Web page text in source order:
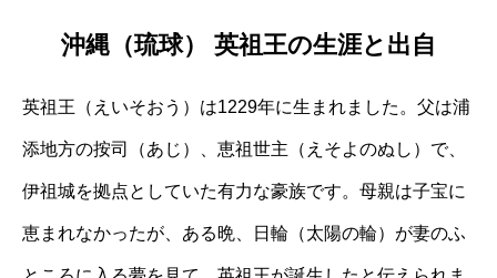
沖縄（琉球） 英祖王の生涯と出自
英祖王（えいそおう）は1229年に生まれました。父は浦
添地方の按司（あじ）、恵祖世主（えそよのぬし）で、
伊祖城を拠点としていた有力な豪族です。母親は子宝に
恵まれなかったが、ある晩、日輪（太陽の輪）が妻のふ